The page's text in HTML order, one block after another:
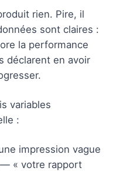
rien. Pire, il
sont claires :
la performance
déclarent en avoir
variables
:
impression vague
« votre rapport